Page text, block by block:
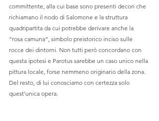
committente, alla cui base sono presenti decori che
richiamano il nodo di Salomone e la struttura
quadripartita da cui potrebbe derivare anche la
“rosa camuna”, simbolo preistorico inciso sulle
rocce dei dintorni. Non tutti però concordano con
questa ipotesi e Parotus sarebbe un caso unico nella
pittura locale, forse nemmeno originario della zona.
Del resto, di lui conosciamo con certezza solo
quest’unica opera.